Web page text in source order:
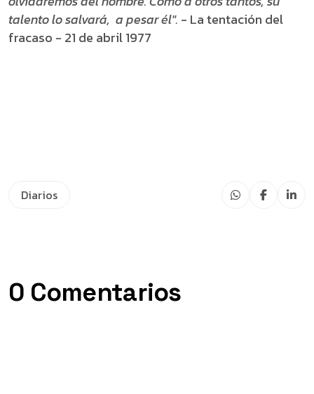
talento lo salvará, a pesar él". - La tentación del
fracaso - 21 de abril 1977
Diarios
0 Comentarios